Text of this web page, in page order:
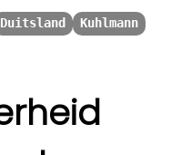
Duitsland
Kuhlmann